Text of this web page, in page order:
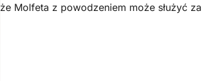
że Molfeta z powodzeniem może służyć za